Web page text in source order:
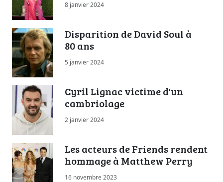
8 janvier 2024
Disparition de David Soul à
80 ans
5 janvier 2024
Cyril Lignac victime d'un
cambriolage
2 janvier 2024
Les acteurs de Friends rendent
hommage à Matthew Perry
16 novembre 2023